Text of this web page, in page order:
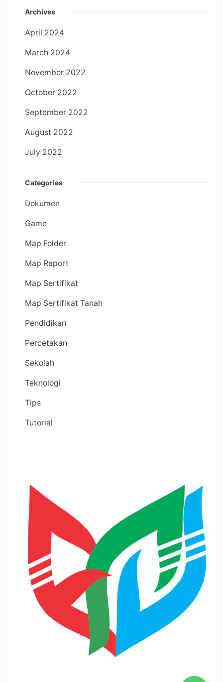
Archives
April 2024
March 2024
November 2022
October 2022
September 2022
August 2022
July 2022
Categories
Dokumen
Game
Map Folder
Map Raport
Map Sertifikat
Map Sertifikat Tanah
Pendidikan
Percetakan
Sekolah
Teknologi
Tips
Tutorial